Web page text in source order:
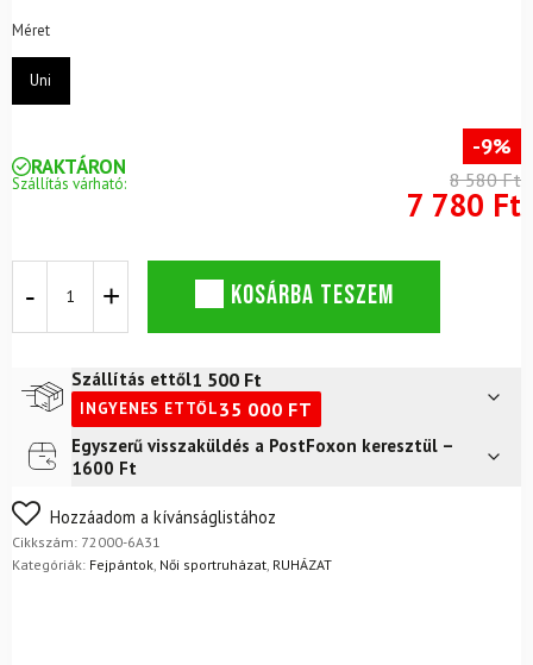
Méret
Uni
RAKTÁRON
Szállítás várható:
-9%
8 580 Ft
7 780 Ft
Performance
rózsaszín
mennyiség
KOSÁRBA TESZEM
Szállítás ettől1 500 Ft
INGYENES ETTŐL35 000 FT
Futár a címre2 400
FoxPost
Egyszerű visszaküldés a PostFoxon keresztül –
1600 Ft
Nem biztos a választásában? Semmi gond – a terméket
egyszerűen visszaküldheti 14 napon belül, indoklás nélkül.
Mik a visszaküldés feltételei?
Hozzáadom a kívánságlistához
Cikkszám: 72000-6A31
Kategóriák: Fejpántok Női sportruházat RUHÁZAT